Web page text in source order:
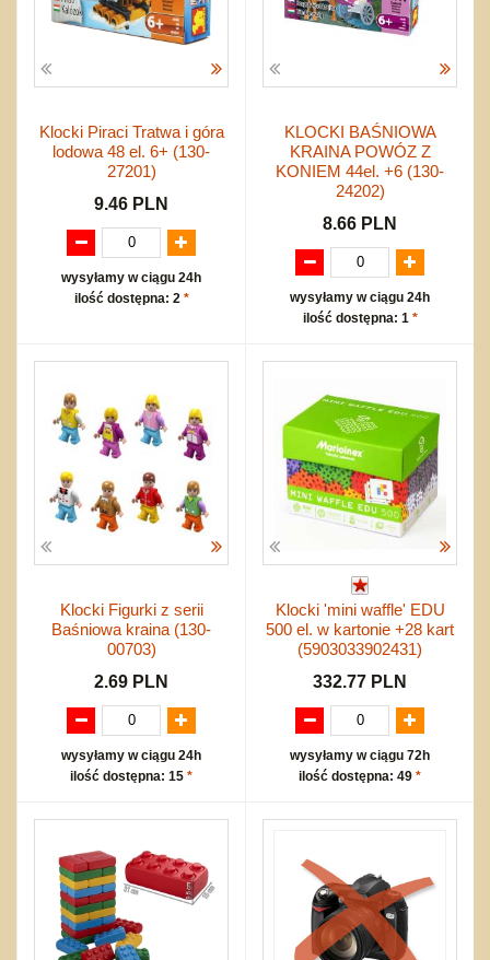
Klocki Piraci Tratwa i góra
lodowa 48 el. 6+ (130-
27201)
9.46 PLN
wysyłamy w ciągu 24h
ilość dostępna: 2 *
KLOCKI BAŚNIOWA
KRAINA POWÓZ Z
KONIEM 44el. +6 (130-
24202)
8.66 PLN
wysyłamy w ciągu 24h
ilość dostępna: 1 *
Klocki Figurki z serii
Baśniowa kraina (130-
00703)
2.69 PLN
wysyłamy w ciągu 24h
ilość dostępna: 15 *
Klocki 'mini waffle' EDU
500 el. w kartonie +28 kart
(5903033902431)
332.77 PLN
wysyłamy w ciągu 72h
ilość dostępna: 49 *